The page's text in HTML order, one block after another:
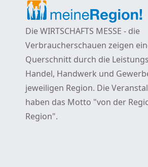
Die WIRTSCHAFTS MESSE - die
Verbraucherschauen zeigen
Querschnitt durch die
Handel, Handwerk und
jeweiligen Region. Die
haben das Motto "von der
Region".